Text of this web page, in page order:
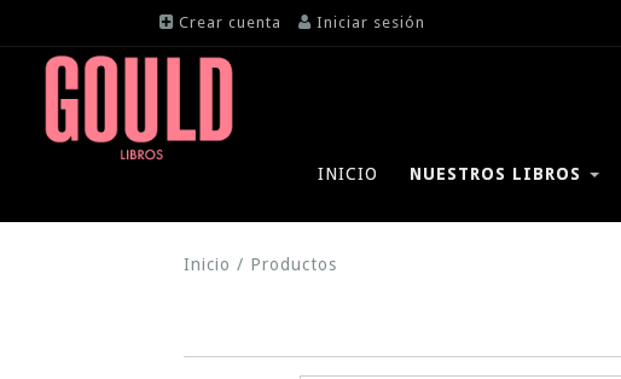
Crear cuenta Iniciar sesión
INICIO NUESTROS LIBROS
Inicio / Productos